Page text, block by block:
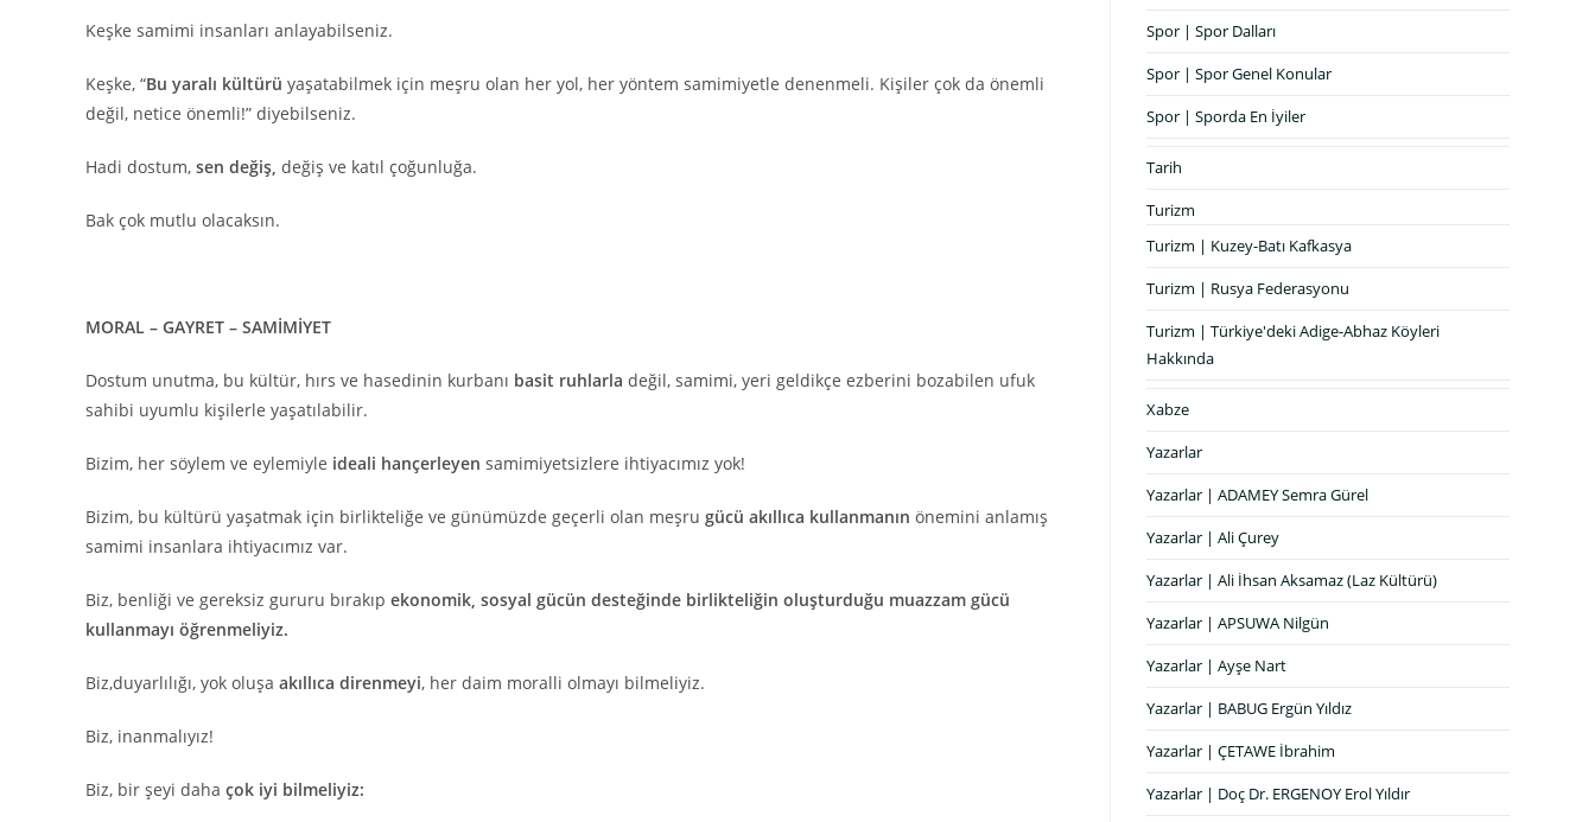
Keşke samimi insanları anlayabilseniz.
Keşke, “Bu yaralı kültürü yaşatabilmek için meşru olan her yol, her yöntem samimiyetle denenmeli. Kişiler çok da önemli
değil, netice önemli!” diyebilseniz.
Hadi dostum, sen değiş, değiş ve katıl çoğunluğa.
Bak çok mutlu olacaksın.
MORAL – GAYRET – SAMİMİYET
Dostum unutma, bu kültür, hırs ve hasedinin kurbanı basit ruhlarla değil, samimi, yeri geldikçe ezberini bozabilen ufuk
sahibi uyumlu kişilerle yaşatılabilir.
Bizim, her söylem ve eylemiyle ideali hançerleyen samimiyetsizlere ihtiyacımız yok!
Bizim, bu kültürü yaşatmak için birlikteliğe ve günümüzde geçerli olan meşru gücü akıllıca kullanmanın önemini anlamış
samimi insanlara ihtiyacımız var.
Biz, benliği ve gereksiz gururu bırakıp ekonomik, sosyal gücün desteğinde birlikteliğin oluşturduğu muazzam gücü
kullanmayı öğrenmeliyiz.
Biz,duyarlılığı, yok oluşa akıllıca direnmeyi, her daim moralli olmayı bilmeliyiz.
Biz, inanmalıyız!
Biz, bir şeyi daha çok iyi bilmeliyiz:
Spor | Spor Dalları
Spor | Spor Genel Konular
Spor | Sporda En İyiler
Tarih
Turizm
Turizm | Kuzey-Batı Kafkasya
Turizm | Rusya Federasyonu
Turizm | Türkiye'deki Adige-Abhaz Köyleri
Hakkında
Xabze
Yazarlar
Yazarlar | ADAMEY Semra Gürel
Yazarlar | Ali Çurey
Yazarlar | Ali İhsan Aksamaz (Laz Kültürü)
Yazarlar | APSUWA Nilgün
Yazarlar | Ayşe Nart
Yazarlar | BABUG Ergün Yıldız
Yazarlar | ÇETAWE İbrahim
Yazarlar | Doç Dr. ERGENOY Erol Yıldır